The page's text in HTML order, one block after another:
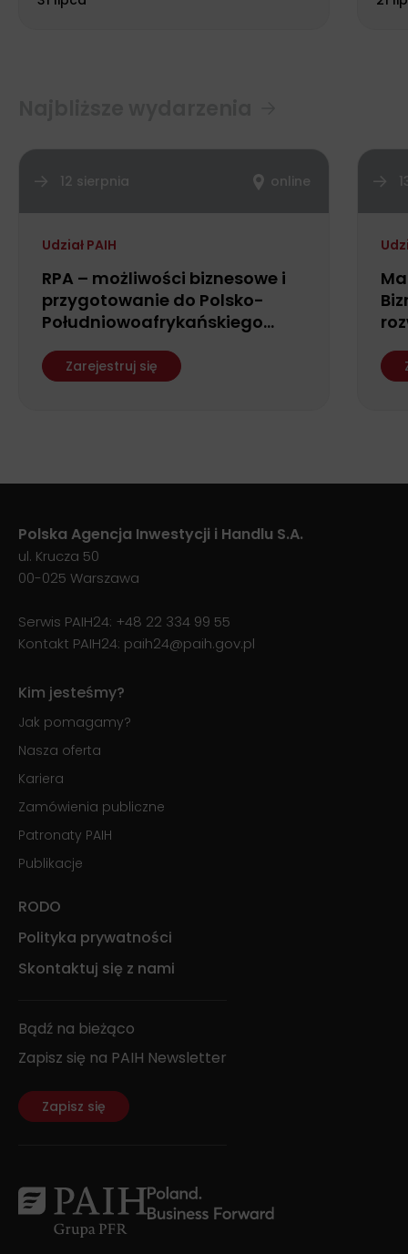
12 sierpnia online
Udział PAIH
RPA – możliwości biznesowe i
przygotowanie do Polsko-
Południowoafrykańskiego
Zarejestruj się
Polska Agencja Inwestycji i Handlu S.A.
ul. Krucza 50
00-025 Warszawa
Serwis PAIH24: +48 22 334 99 55
Kontakt PAIH24: paih24@paih.gov.pl
Kim jesteśmy?
Jak pomagamy?
Nasza oferta
Kariera
Zamówienia publiczne
Patronaty PAIH
Publikacje
RODO
Polityka prywatności
Skontaktuj się z nami
Bądź na bieżąco
Zapisz się na PAIH Newsletter
Zapisz się